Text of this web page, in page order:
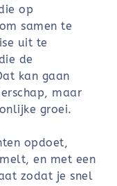
op
samen te
uit te
de
kan gaan
maar
groei.
opdoet,
en met een
zodat je snel